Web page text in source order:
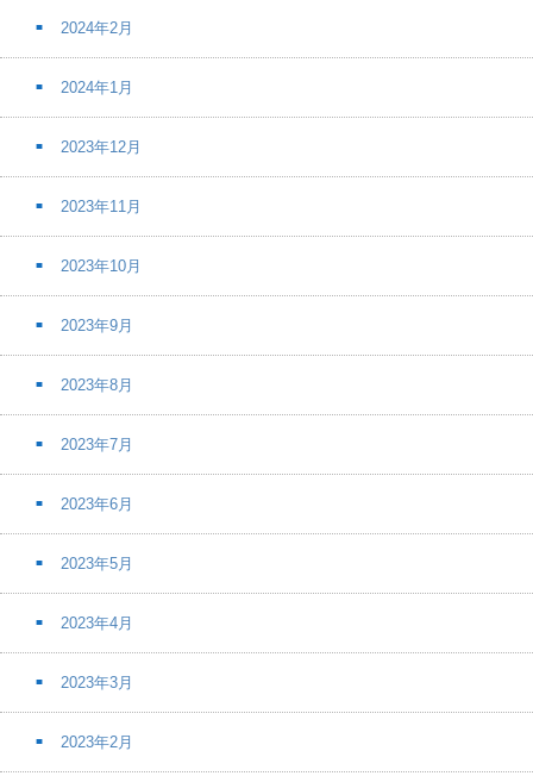
2024年2月
2024年1月
2023年12月
2023年11月
2023年10月
2023年9月
2023年8月
2023年7月
2023年6月
2023年5月
2023年4月
2023年3月
2023年2月